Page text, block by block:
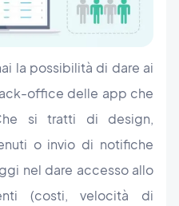
la possibilità di dare ai
office delle app che
si tratti di design,
o invio di notifiche
nel dare accesso allo
(costi, velocità di